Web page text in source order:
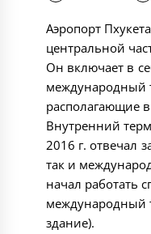
Аэропорт
центральной
Он включает в
международный
располагающие
Внутренний
2016 г. отвечал
так и
начал работать
международный
здание).